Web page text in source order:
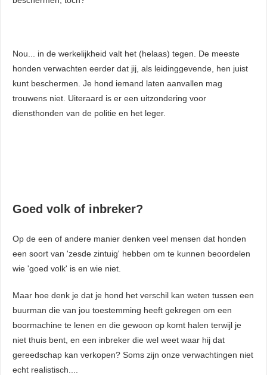
Nou... in de werkelijkheid valt het (helaas) tegen. De meeste
honden verwachten eerder dat jij, als leidinggevende, hen juist
kunt beschermen. Je hond iemand laten aanvallen mag
trouwens niet. Uiteraard is er een uitzondering voor
diensthonden van de politie en het leger.
Goed volk of inbreker?
Op de een of andere manier denken veel mensen dat honden
een soort van 'zesde zintuig' hebben om te kunnen beoordelen
wie 'goed volk' is en wie niet.
Maar hoe denk je dat je hond het verschil kan weten tussen een
buurman die van jou toestemming heeft gekregen om een
boormachine te lenen en die gewoon op komt halen terwijl je
niet thuis bent, en een inbreker die wel weet waar hij dat
gereedschap kan verkopen? Soms zijn onze verwachtingen niet
echt realistisch....